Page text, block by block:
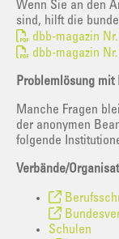
Wenn Sie an den
sind, hilft die
dbb-magazin Nr.
dbb-magazin
Problemlösung
Manche Fragen
der anonymen
folgende
Verbände/
Schulen